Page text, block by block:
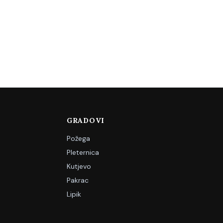
GRADOVI
Požega
Pleternica
Kutjevo
Pakrac
Lipik